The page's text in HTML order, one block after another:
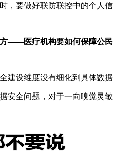
，要做好联防联控中的个人信
——医疗机构要如何保障公民
建设维度没有细化到具体数
安全问题，对于一向嗅觉灵